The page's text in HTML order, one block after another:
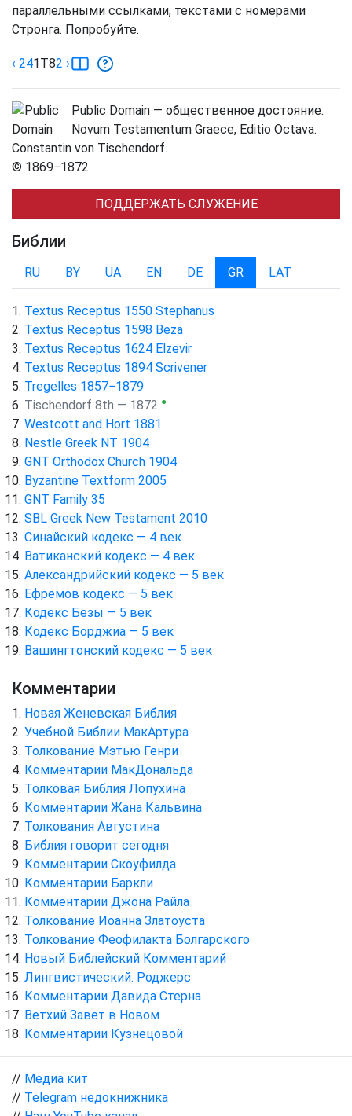
параллельными ссылками, текстами с номерами
Стронга. Попробуйте.
‹ 241T82 ›
Public Domain — общественное достояние.
Novum Testamentum Graece, Editio Octava.
Constantin von Tischendorf.
© 1869−1872.
ПОДДЕРЖАТЬ СЛУЖЕНИЕ
Библии
RU BY UA EN DE GR LAT
Textus Receptus 1550 Stephanus
Textus Receptus 1598 Beza
Textus Receptus 1624 Elzevir
Textus Receptus 1894 Scrivener
Tregelles 1857−1879
Tischendorf 8th — 1872 ●
Westcott and Hort 1881
Nestle Greek NT 1904
GNT Orthodox Church 1904
Byzantine Textform 2005
GNT Family 35
SBL Greek New Testament 2010
Синайский кодекс — 4 век
Ватиканский кодекс — 4 век
Александрийский кодекс — 5 век
Ефремов кодекс — 5 век
Кодекс Безы — 5 век
Кодекс Борджиа — 5 век
Вашингтонский кодекс — 5 век
Комментарии
Новая Женевская Библия
Учебной Библии МакАртура
Толкование Мэтью Генри
Комментарии МакДональда
Толковая Библия Лопухина
Комментарии Жана Кальвина
Толкования Августина
Библия говорит сегодня
Комментарии Скоуфилда
Комментарии Баркли
Комментарии Джона Райла
Толкование Иоанна Златоуста
Толкование Феофилакта Болгарского
Новый Библейский Комментарий
Лингвистический. Роджерс
Комментарии Давида Стерна
Ветхий Завет в Новом
Комментарии Кузнецовой
// Медиа кит
// Telegram недокнижника